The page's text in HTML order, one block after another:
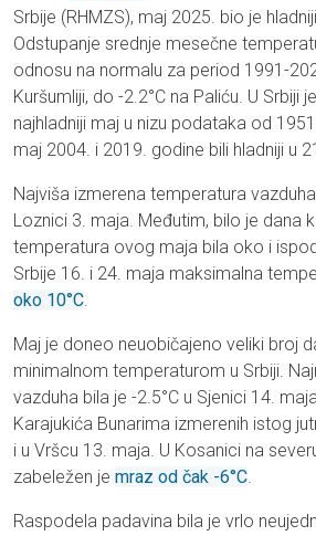
Srbije (RHMZS), maj 2025. bio je
Odstupanje srednje mesečne
odnosu na normalu za period 1991-
Kuršumliji, do -2.2°C na Paliću. U Srbiji
najhladniji maj u nizu podataka od
maj 2004. i 2019. godine bili hladniji u
Najviša izmerena temperatura
Loznici 3. maja. Međutim, bilo je dana
temperatura ovog maja bila oko i
Srbije 16. i 24. maja maksimalna
oko 10°C.
Maj je doneo neuobičajeno veliki broj
minimalnom temperaturom u Srbiji.
vazduha bila je -2.5°C u Sjenici 14.
Karajukića Bunarima izmerenih istog
i u Vršcu 13. maja. U Kosanici na
zabeležen je mraz od čak -6°C.
Raspodela padavina bila je vrlo